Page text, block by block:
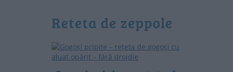
reteta de zeppole